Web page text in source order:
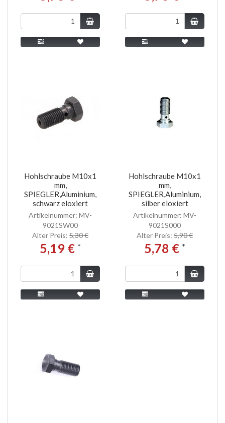
Hohlschraube M10x1
mm,
SPIEGLER,Aluminium,
schwarz eloxiert
Artikelnummer: MV-
9021SW00
Alter Preis: 5,30 €
5,19 € *
Hohlschraube M10x1
mm,
SPIEGLER,Aluminium,
silber eloxiert
Artikelnummer: MV-
9021S000
Alter Preis: 5,90 €
5,78 € *